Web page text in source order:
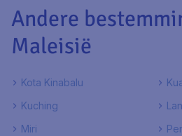
Andere
Maleisië
Kota Kinabalu
Kuching
Miri